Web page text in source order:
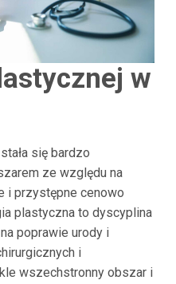
w
się bardzo
ze względu na
i przystępne cenowo
plastyczna to dyscyplina
poprawie urody i
i
wszechstronny obszar i